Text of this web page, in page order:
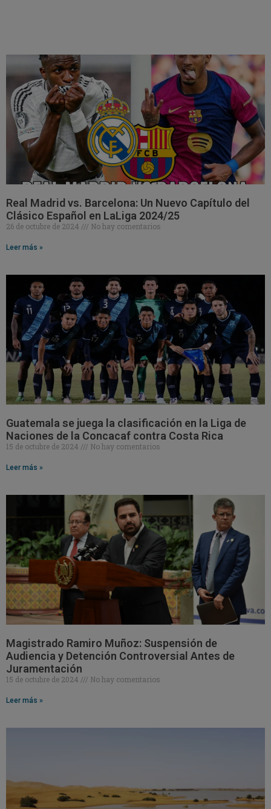
Real Madrid vs. Barcelona: Un Nuevo Capítulo del
Clásico Español en LaLiga 2024/25
26 de octubre de 2024 No hay comentarios
Leer más »
Guatemala se juega la clasificación en la Liga de
Naciones de la Concacaf contra Costa Rica
15 de octubre de 2024 No hay comentarios
Leer más »
Magistrado Ramiro Muñoz: Suspensión de
Audiencia y Detención Controversial Antes de
Juramentación
15 de octubre de 2024 No hay comentarios
Leer más »